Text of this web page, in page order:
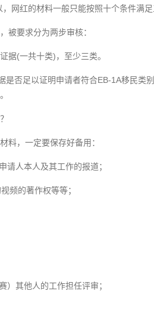
网红的材料一般只能按照十个条件满足
被要求分为两步审核：
据(一共十类)，至少三类。
是否足以证明申请者符合EB-1A移民类
料，一定要保存好备用：
请人本人及其工作的报道；
频的著作权等等；
）其他人的工作担任评审；